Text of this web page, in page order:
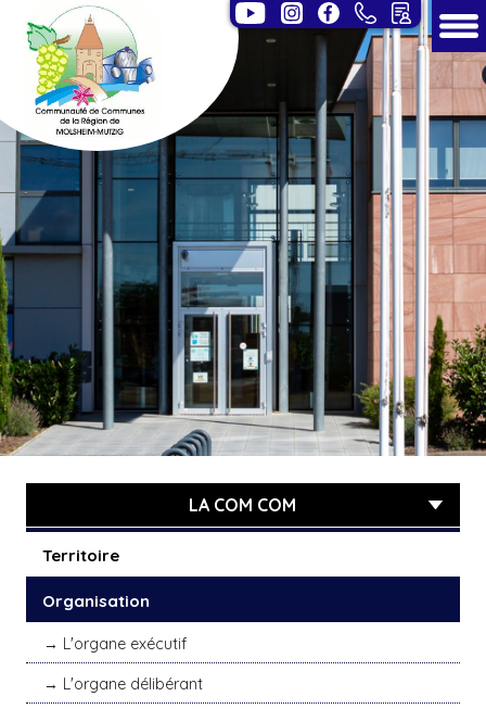
LA COM COM
Territoire
Organisation
L'organe exécutif
L'organe délibérant